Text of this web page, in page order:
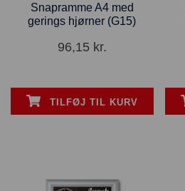
Snapramme A4 med
gerings hjørner (G15)
96,15 kr.
TILFØJ TIL KURV